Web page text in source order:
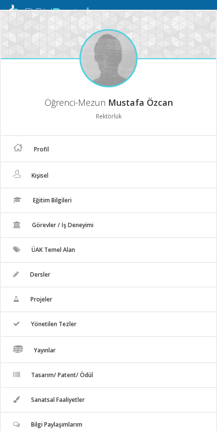
Mobil
Öğrenci-Mezun Mustafa Özcan
Rektörlük
Profil
Kişisel
Eğitim Bilgileri
Görevler / İş Deneyimi
ÜAK Temel Alan
Dersler
Projeler
Yönetilen Tezler
Yayınlar
Tasarım/ Patent/ Ödül
Sanatsal Faaliyetler
Bilgi Paylaşımlarım